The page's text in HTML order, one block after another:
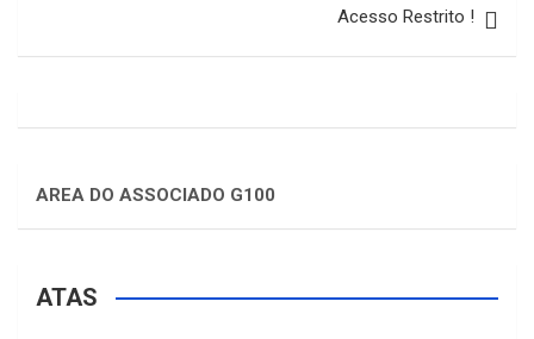
Acesso Restrito !
AREA DO ASSOCIADO G100
ATAS